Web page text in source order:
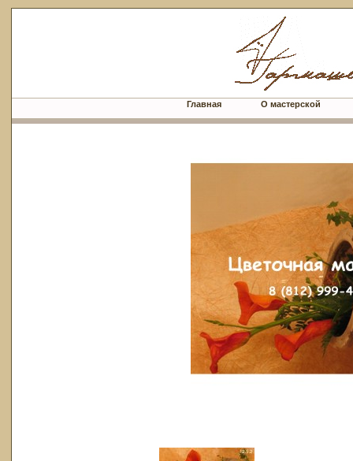
Главная О мастерской